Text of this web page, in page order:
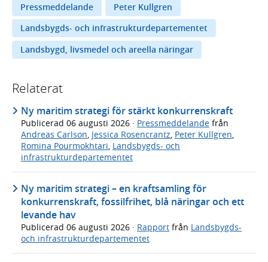
Pressmeddelande
Peter Kullgren
Landsbygds- och infrastrukturdepartementet
Landsbygd, livsmedel och areella näringar
Relaterat
Ny maritim strategi för stärkt konkurrenskraft
Publicerad 06 augusti 2026 · Pressmeddelande från
Andreas Carlson, Jessica Rosencrantz, Peter Kullgren,
Romina Pourmokhtari, Landsbygds- och
infrastrukturdepartementet
Ny maritim strategi – en kraftsamling för
konkurrenskraft, fossilfrihet, blå näringar och ett
levande hav
Publicerad 06 augusti 2026 · Rapport från Landsbygds-
och infrastrukturdepartementet